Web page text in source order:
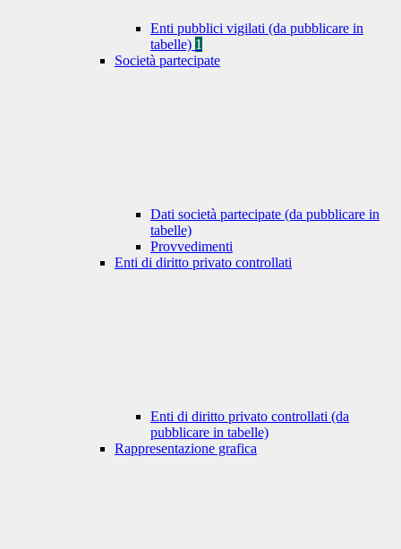
Enti pubblici vigilati (da pubblicare in
tabelle) 1
Società partecipate
Dati società partecipate (da pubblicare in
tabelle)
Provvedimenti
Enti di diritto privato controllati
Enti di diritto privato controllati (da
pubblicare in tabelle)
Rappresentazione grafica